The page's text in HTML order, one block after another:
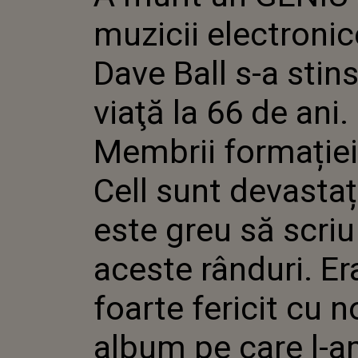
VIAŢĂ LA
MEMBRII
SOFT CELL
GREU SĂ
RÂNDURI.
FERICIT
PE CARE
ACUM
muzicii
Dave Ball s-a
viaţă la 66 de ani.
Membrii
Cell sunt
este greu să scriu
aceste rânduri.
foarte fericit cu
album pe care l-